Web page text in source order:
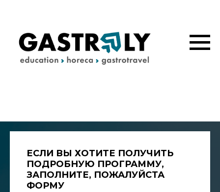
ЕСЛИ ВЫ ХОТИТЕ ПОЛУЧИТЬ
ПОДРОБНУЮ ПРОГРАММУ,
ЗАПОЛНИТЕ, ПОЖАЛУЙСТА
ФОРМУ